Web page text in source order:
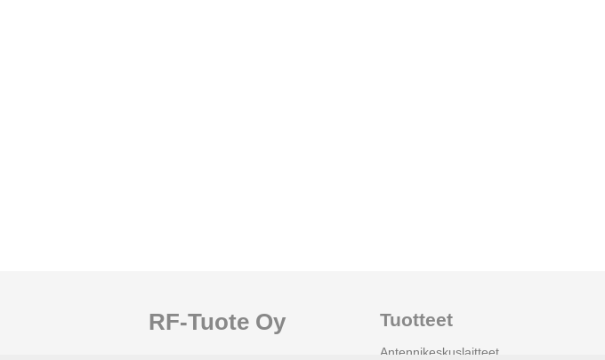
RF-Tuote Oy Tuotteet
Antennikeskuslaitteet